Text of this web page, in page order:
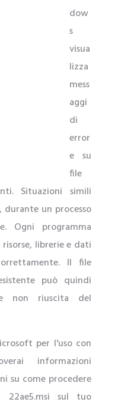
dow
s
visua
lizza
mess
aggi
di
error
e su
file
Situazioni simili
durante un processo
Ogni programma
librerie e dati
Il file
può quindi
non riuscita del
per l'uso con
informazioni
su come procedere
sul tuo